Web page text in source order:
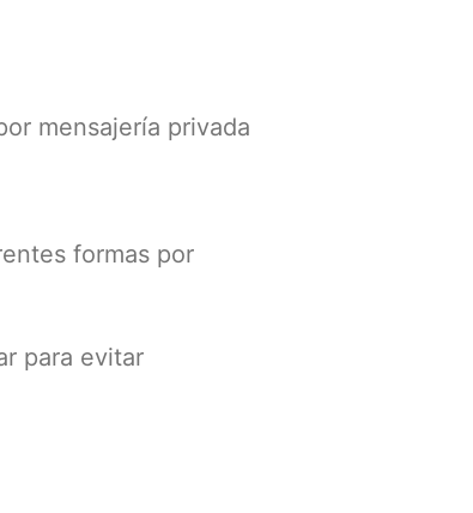
mensajería privada
formas por
para evitar